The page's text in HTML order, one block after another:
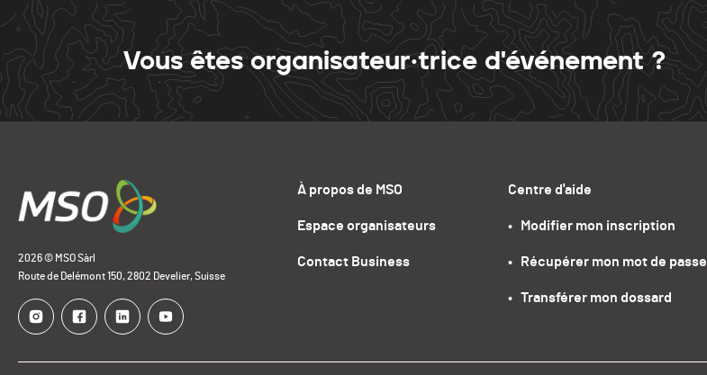
Vous êtes organisateur·trice d'événement ?
2026 © MSO Sàrl
Route de Delémont 150, 2802 Develier, Suisse
À propos de MSO
Espace organisateurs
Contact Business
Centre d'aide
•   Modifier mon inscription
•   Récupérer mon mot de passe
•   Transférer mon dossard